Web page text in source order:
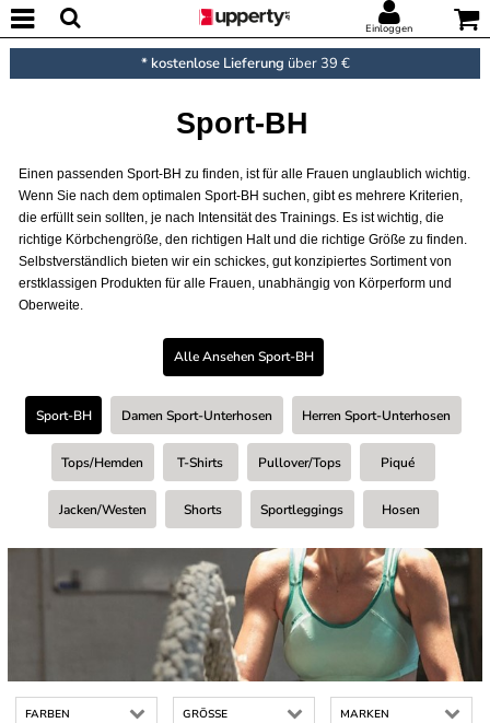
Einloggen
* kostenlose Lieferung über 39 €
Sport-BH
Einen passenden Sport-BH zu finden, ist für alle Frauen unglaublich wichtig.
Wenn Sie nach dem optimalen Sport-BH suchen, gibt es mehrere Kriterien,
die erfüllt sein sollten, je nach Intensität des Trainings. Es ist wichtig, die
richtige Körbchengröße, den richtigen Halt und die richtige Größe zu finden.
Selbstverständlich bieten wir ein schickes, gut konzipiertes Sortiment von
erstklassigen Produkten für alle Frauen, unabhängig von Körperform und
Oberweite.
Alle Ansehen Sport-BH
Sport-BH Damen Sport-Unterhosen Herren Sport-Unterhosen
Tops/Hemden T-Shirts Pullover/Tops Piqué
Jacken/Westen Shorts Sportleggings Hosen
FARBEN GRÖSSE MARKEN